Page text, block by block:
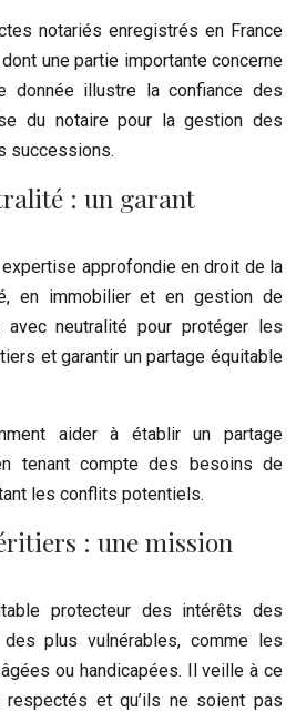
notariés enregistrés en France
une partie importante concerne
donnée illustre la confiance des
du notaire pour la gestion des
successions.
: un garant
approfondie en droit de la
en immobilier et en gestion de
avec neutralité pour protéger les
et garantir un partage équitable
aider à établir un partage
tenant compte des besoins de
les conflits potentiels.
: une mission
protecteur des intérêts des
plus vulnérables, comme les
ou handicapées. Il veille à ce
et qu’ils ne soient pas